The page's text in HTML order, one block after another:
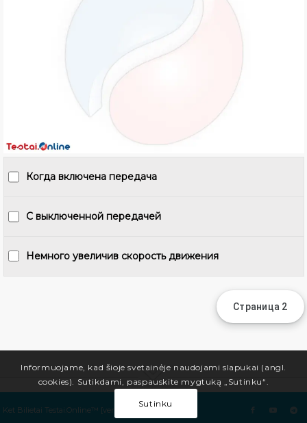
Когда включена передача
С выключенной передачей
Немного увеличив скорость движения
Ket Bilietai Testai.Online™ [ver.2.0][5.7][6.0.8]
Informuojame, kad šioje svetainėje naudojami slapukai (angl.
cookies). Sutikdami, paspauskite mygtuką „Sutinku“.
Sutinku